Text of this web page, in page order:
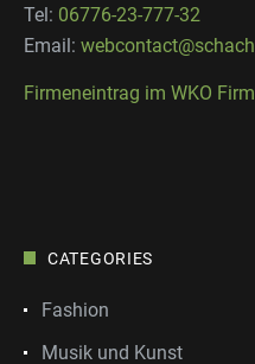
Tel: 06776-23-777-32
Email:
Firmeneintrag im WKO
CATEGORIES
Fashion
Musik und Kunst